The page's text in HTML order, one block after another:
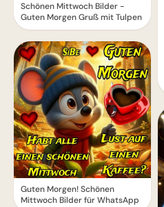
Schönen Mittwoch Bilder -
Guten Morgen Gruß mit Tulpen
Guten Morgen! Schönen
Mittwoch Bilder für WhatsApp